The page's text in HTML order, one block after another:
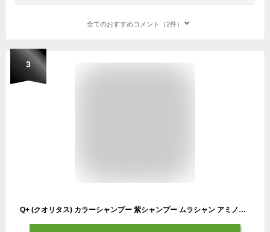
全てのおすすめコメント（2件）
3
Q+ (クオリタス) カラーシャンプー 紫シャンプー ムラシャン アミノ酸シャンプー 黄ばみ防止 髪色キープ 300ml